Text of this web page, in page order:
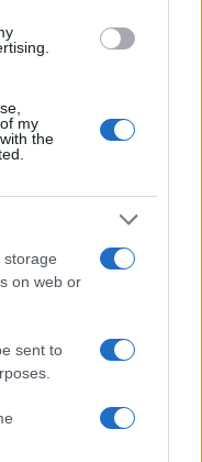
my
the
storage
on web or
sent to
News
και τα